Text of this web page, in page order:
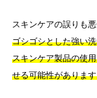
スキンケアの誤りも
ゴシゴシとした強い
スキンケア製品の使
せる可能性がありま